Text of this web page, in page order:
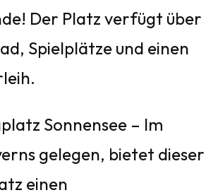
Der Platz verfügt über
Spielplätze und einen
Sonnensee – Im
gelegen, bietet dieser
einen